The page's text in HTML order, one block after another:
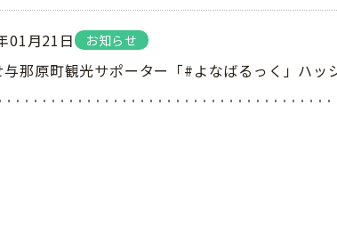
01月21日 お知らせ
与那原町観光サポーター「#よなばるっく」ハッ